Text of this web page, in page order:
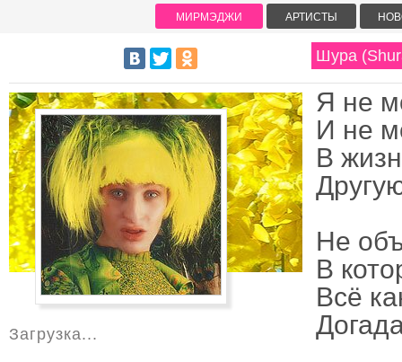
Шура
Я не
И не
В
Не
В
Всё
Загрузка...
МИРМЭДЖИ АРТИСТЫ